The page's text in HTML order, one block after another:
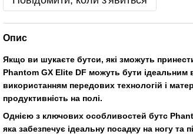
Опис
Якщо ви шукаєте бутси, які зможуть
Phantom GX Elite DF можуть бути
використанням передових технологій і
продуктивність на полі.
Однією з ключових особливостей бутс
яка забезпечує ідеальну посадку на ногу та